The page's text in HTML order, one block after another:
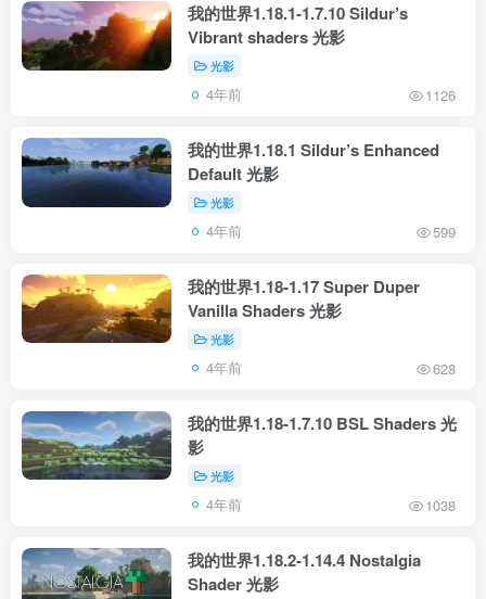
我的世界1.18.1-1.7.10 Sildur’s
Vibrant shaders 光影
光影
4年前 1126
我的世界1.18.1 Sildur’s Enhanced
Default 光影
光影
4年前 599
我的世界1.18-1.17 Super Duper
Vanilla Shaders 光影
光影
4年前 628
我的世界1.18-1.7.10 BSL Shaders 光
影
光影
4年前 1038
我的世界1.18.2-1.14.4 Nostalgia
Shader 光影